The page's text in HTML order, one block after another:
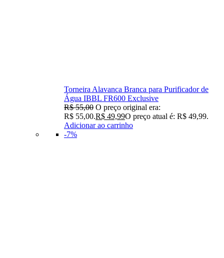
Torneira Alavanca Branca para Purificador de
Água IBBL FR600 Exclusive
R$55,00 O preço original era:
R$ 55,00.R$ 49,99O preço atual é: R$ 49,99.
Adicionar ao carrinho
-7%